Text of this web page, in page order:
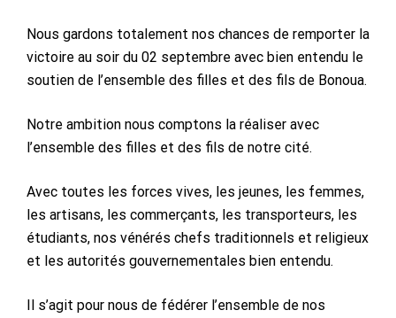
Nous gardons totalement nos chances de remporter la
victoire au soir du 02 septembre avec bien entendu le
soutien de l’ensemble des filles et des fils de Bonoua.
Notre ambition nous comptons la réaliser avec
l’ensemble des filles et des fils de notre cité.
Avec toutes les forces vives, les jeunes, les femmes,
les artisans, les commerçants, les transporteurs, les
étudiants, nos vénérés chefs traditionnels et religieux
et les autorités gouvernementales bien entendu.
Il s’agit pour nous de fédérer l’ensemble de nos